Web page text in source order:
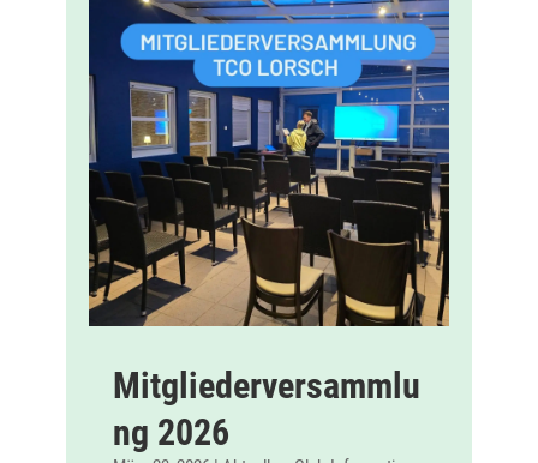
Mitgliederversammlu
ng 2026